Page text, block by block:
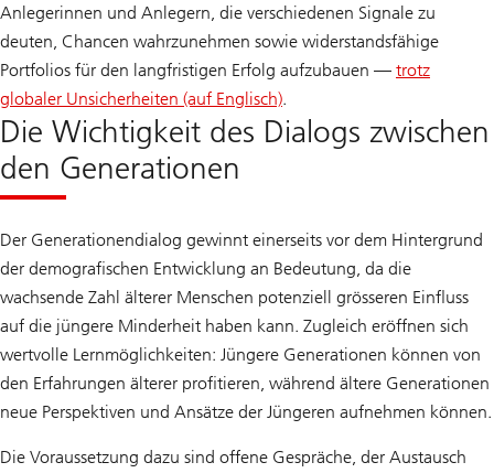
Anlegerinnen und Anlegern, die verschiedenen Signale zu
deuten, Chancen wahrzunehmen sowie widerstandsfähige
Portfolios für den langfristigen Erfolg aufzubauen — trotz
globaler Unsicherheiten (auf Englisch).
Die Wichtigkeit des Dialogs zwischen
den Generationen
Der Generationendialog gewinnt einerseits vor dem Hintergrund
der demografischen Entwicklung an Bedeutung, da die
wachsende Zahl älterer Menschen potenziell grösseren Einfluss
auf die jüngere Minderheit haben kann. Zugleich eröffnen sich
wertvolle Lernmöglichkeiten: Jüngere Generationen können von
den Erfahrungen älterer profitieren, während ältere Generationen
neue Perspektiven und Ansätze der Jüngeren aufnehmen können.
Die Voraussetzung dazu sind offene Gespräche, der Austausch